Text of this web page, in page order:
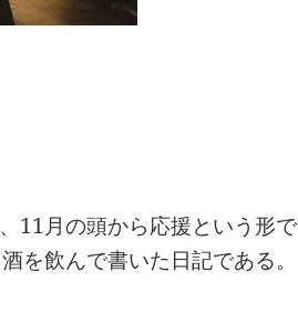
11月の頭から応援という形で
を飲んで書いた日記である。